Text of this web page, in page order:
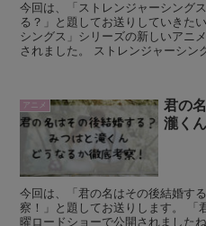
今回は、「ストレンジャーシング
る？」と題してお送りしていきた
シングス」シリーズの新しいアニ
されました。 ストレンジャーシン
アニメ
君の
瀧く
今回は、「君の名はその後結婚す
察！」と題してお送りします。 「
曜ロードショーで公開されました